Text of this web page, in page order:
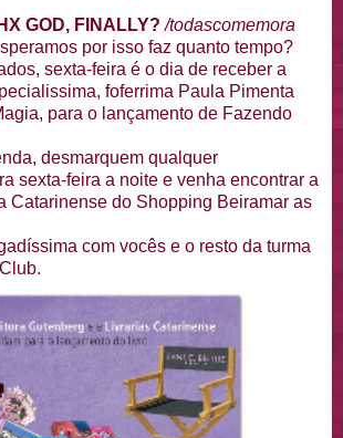
GOD, FINALLY? /todascomemora
por isso faz quanto tempo?
sexta-feira é o dia de receber a
foferrima Paula Pimenta
para o lançamento de Fazendo
desmarquem qualquer
sexta-feira a noite e venha encontrar a
Catarinense do Shopping Beiramar as
com vocês e o resto da turma